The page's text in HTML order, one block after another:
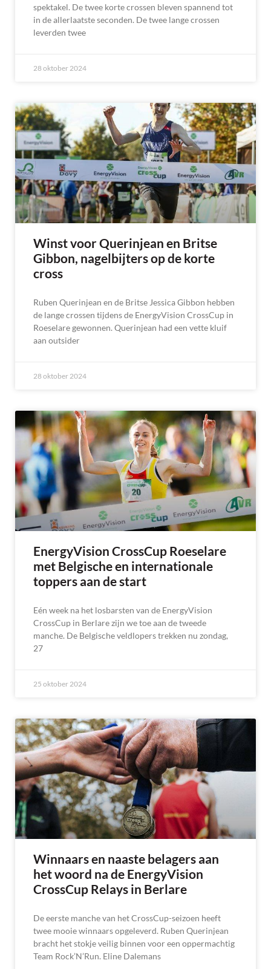
spektakel. De twee korte crossen bleven spannend tot
in de allerlaatste seconden. De twee lange crossen
leverden twee
28 oktober 2024
Winst voor Querinjean en Britse
Gibbon, nagelbijters op de korte
cross
Ruben Querinjean en de Britse Jessica Gibbon hebben
de lange crossen tijdens de EnergyVision CrossCup in
Roeselare gewonnen. Querinjean had een vette kluif
aan outsider
28 oktober 2024
EnergyVision CrossCup Roeselare
met Belgische en internationale
toppers aan de start
Eén week na het losbarsten van de EnergyVision
CrossCup in Berlare zijn we toe aan de tweede
manche. De Belgische veldlopers trekken nu zondag,
27
25 oktober 2024
Winnaars en naaste belagers aan
het woord na de EnergyVision
CrossCup Relays in Berlare
De eerste manche van het CrossCup-seizoen heeft
twee mooie winnaars opgeleverd. Ruben Querinjean
bracht het stokje veilig binnen voor een oppermachtig
Team Rock’N’Run. Eline Dalemans